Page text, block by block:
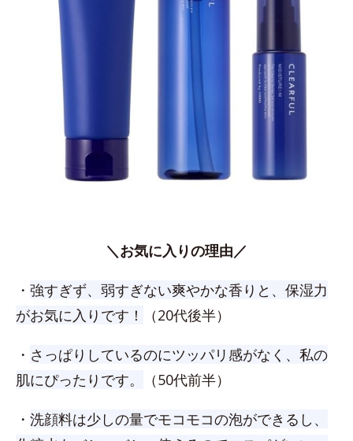
＼お気に入りの理由／
・ 強すぎず、弱すぎない爽やかな香りと、保湿力
がお気に入りです！
（20代後半）
・ さっぱりしているのにツッパリ感がなく、私の
肌にぴったりです。
（50代前半）
・ 洗顔料は少しの量でモコモコの泡ができるし、